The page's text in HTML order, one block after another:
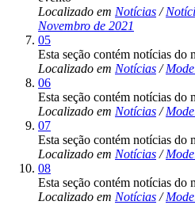
Localizado em Notícias /
Novembro de 2021
05
Esta seção contém notícias do
Localizado em Notícias /
06
Esta seção contém notícias do
Localizado em Notícias /
07
Esta seção contém notícias do
Localizado em Notícias /
08
Esta seção contém notícias do
Localizado em Notícias /